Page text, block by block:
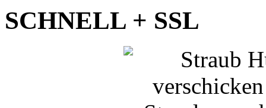
SCHNELL + SSL